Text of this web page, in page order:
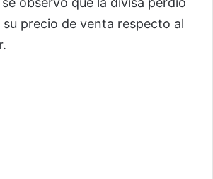
su precio de venta respecto al